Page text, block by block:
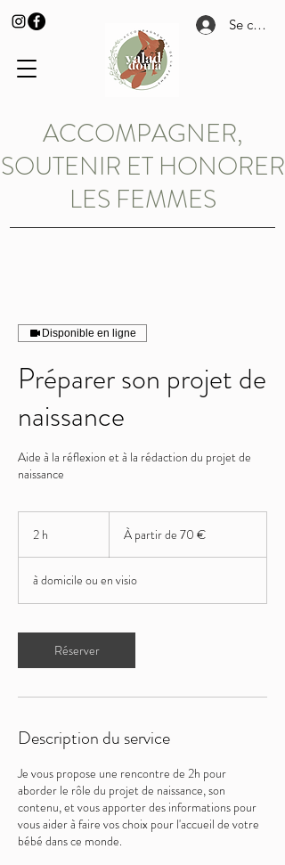
Se
ACCOMPAGNER,
SOUTENIR ET HONORER
LES FEMMES
Disponible en ligne
Préparer son projet de
naissance
Aide à la réflexion et à la rédaction du projet de
naissance
2 h
partir
euros
À partir de 70 €
à domicile ou en visio
Réserver
Description du service
Je vous propose une rencontre de 2h pour
aborder le rôle du projet de naissance, son
contenu, et vous apporter des informations pour
vous aider à faire vos choix pour l'accueil de votre
bébé dans ce monde.